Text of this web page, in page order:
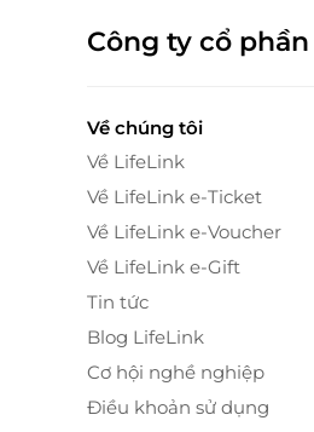
LifeLink – Nền
LifeLink là nền tảng
ưu đãi hấp dẫn. Tại
Thanh Diễn Châu, tận
Với giao diện thân
tiện lợi cho khách
bảo quyền lợi và sự hài
Công ty cổ
Về chúng tôi
Về LifeLink
Về LifeLink e-Ticket
Về LifeLink e-Voucher
Về LifeLink e-Gift
Tin tức
Blog LifeLink
Cơ hội nghề nghiệp
Điều khoản sử dụng